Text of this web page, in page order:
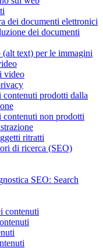
dei documenti elettronici
dei documenti
text) per le immagini
video
prodotti dalla
non prodotti
ritratti
di ricerca (SEO)
SEO: Search
contenuti